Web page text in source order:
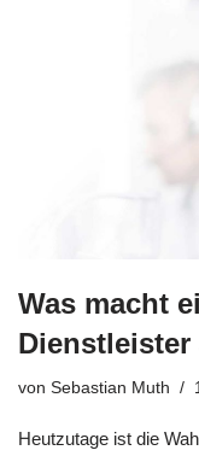
Was macht
Dienstleister
von Sebastian Muth
Heutzutage ist die